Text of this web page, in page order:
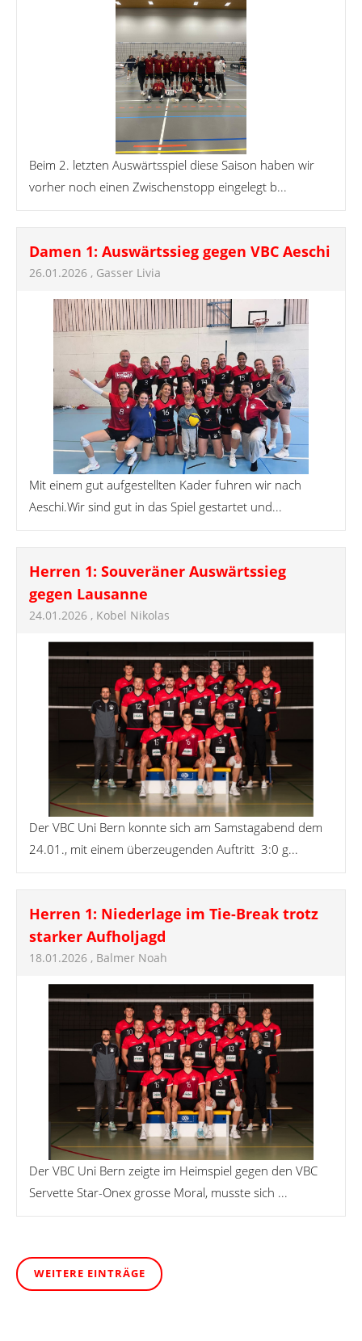
Beim 2. letzten Auswärtsspiel diese Saison haben wir
vorher noch einen Zwischenstopp eingelegt b...
Damen 1: Auswärtssieg gegen VBC Aeschi
26.01.2026 , Gasser Livia
Mit einem gut aufgestellten Kader fuhren wir nach
Aeschi.Wir sind gut in das Spiel gestartet und...
Herren 1: Souveräner Auswärtssieg
gegen Lausanne
24.01.2026 , Kobel Nikolas
Der VBC Uni Bern konnte sich am Samstagabend dem
24.01., mit einem überzeugenden Auftritt 3:0 g...
Herren 1: Niederlage im Tie-Break trotz
starker Aufholjagd
18.01.2026 , Balmer Noah
Der VBC Uni Bern zeigte im Heimspiel gegen den VBC
Servette Star-Onex grosse Moral, musste sich ...
WEITERE EINTRÄGE